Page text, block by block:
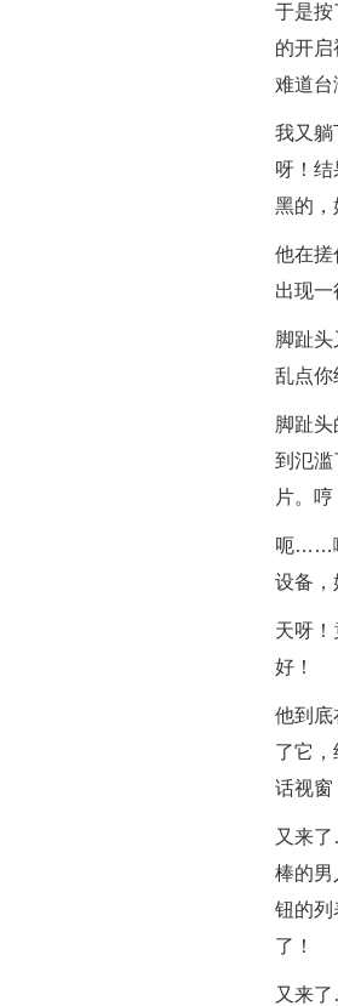
于是
的开
难道台
我又
呀！
黑的，
他在搓
出现
脚趾
乱点你
脚趾
到氾
片。
呃……
设备，
天呀
好！
他到
了它
话视窗
又来
棒的男
钮的
了！
又来